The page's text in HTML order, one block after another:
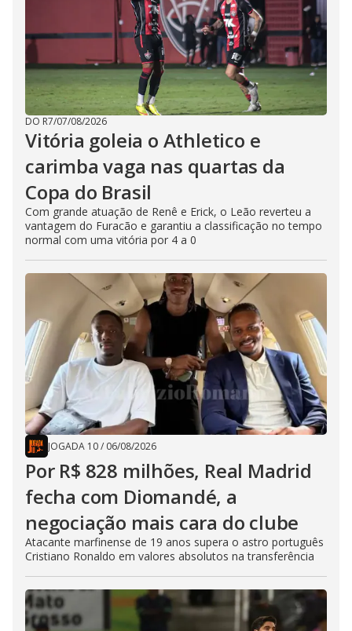
DO R7/07/08/2026
Vitória goleia o Athletico e
carimba vaga nas quartas da
Copa do Brasil
Com grande atuação de Renê e Erick, o Leão reverteu a
vantagem do Furacão e garantiu a classificação no tempo
normal com uma vitória por 4 a 0
JOGADA 10/ 06/08/2026
Por R$ 828 milhões, Real Madrid
fecha com Diomandé, a
negociação mais cara do clube
Atacante marfinense de 19 anos supera o astro português
Cristiano Ronaldo em valores absolutos na transferência